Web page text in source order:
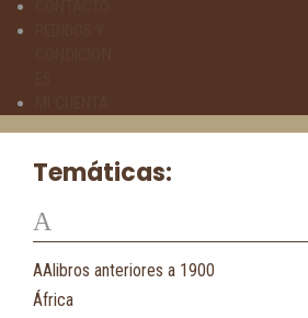
Temáticas:
A
AAlibros anteriores a 1900
África